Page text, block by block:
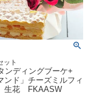
ット
ンディングブーケ+
ンド」チーズミルフィ
生花 FKAASW